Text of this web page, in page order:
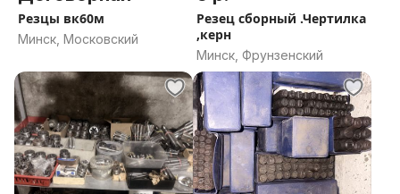
Резцы вк60м
Минск, Московский
Резец сборный .Чертилка
,керн
Минск, Фрунзенский